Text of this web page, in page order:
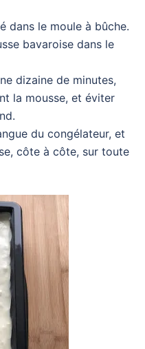
dans le moule à bûche.
bavaroise dans le
dizaine de minutes,
la mousse, et éviter
du congélateur, et
côte à côte, sur toute